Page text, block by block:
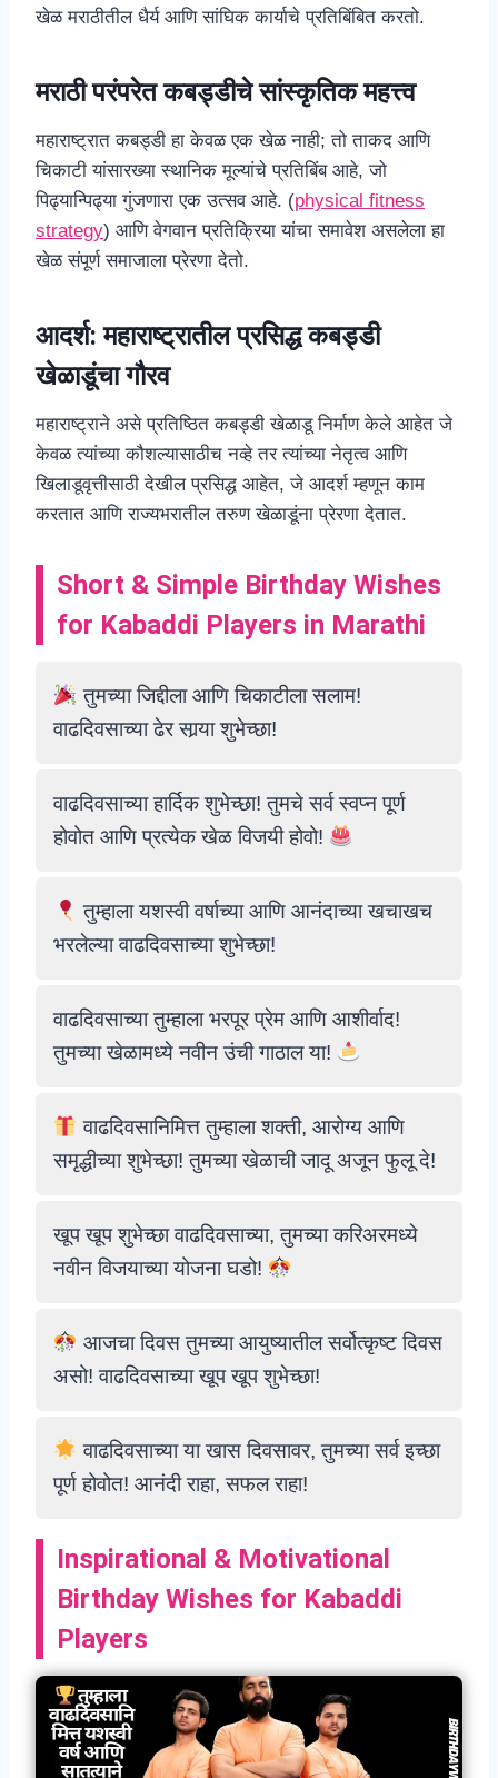
खेळ मराठीतील धैर्य आणि सांघिक कार्याचे प्रतिबिंबित करतो.
मराठी परंपरेत कबड्डीचे सांस्कृतिक महत्त्व
महाराष्ट्रात कबड्डी हा केवळ एक खेळ नाही; तो ताकद आणि
चिकाटी यांसारख्या स्थानिक मूल्यांचे प्रतिबिंब आहे, जो
पिढ्यान्पिढ्या गुंजणारा एक उत्सव आहे. (physical fitness
strategy) आणि वेगवान प्रतिक्रिया यांचा समावेश असलेला हा
खेळ संपूर्ण समाजाला प्रेरणा देतो.
आदर्श: महाराष्ट्रातील प्रसिद्ध कबड्डी
खेळाडूंचा गौरव
महाराष्ट्राने असे प्रतिष्ठित कबड्डी खेळाडू निर्माण केले आहेत जे
केवळ त्यांच्या कौशल्यासाठीच नव्हे तर त्यांच्या नेतृत्व आणि
खिलाडूवृत्तीसाठी देखील प्रसिद्ध आहेत, जे आदर्श म्हणून काम
करतात आणि राज्यभरातील तरुण खेळाडूंना प्रेरणा देतात.
Short & Simple Birthday Wishes
for Kabaddi Players in Marathi
तुमच्या जिद्दीला आणि चिकाटीला सलाम!
वाढदिवसाच्या ढेर सार्‍या शुभेच्छा!
वाढदिवसाच्या हार्दिक शुभेच्छा! तुमचे सर्व स्वप्न पूर्ण
होवोत आणि प्रत्येक खेळ विजयी होवो!
तुम्हाला यशस्वी वर्षाच्या आणि आनंदाच्या खचाखच
भरलेल्या वाढदिवसाच्या शुभेच्छा!
वाढदिवसाच्या तुम्हाला भरपूर प्रेम आणि आशीर्वाद!
तुमच्या खेळामध्ये नवीन उंची गाठाल या!
वाढदिवसानिमित्त तुम्हाला शक्ती, आरोग्य आणि
समृद्धीच्या शुभेच्छा! तुमच्या खेळाची जादू अजून फुलू दे!
खूप खूप शुभेच्छा वाढदिवसाच्या, तुमच्या करिअरमध्ये
नवीन विजयाच्या योजना घडो!
आजचा दिवस तुमच्या आयुष्यातील सर्वोत्कृष्ट दिवस
असो! वाढदिवसाच्या खूप खूप शुभेच्छा!
वाढदिवसाच्या या खास दिवसावर, तुमच्या सर्व इच्छा
पूर्ण होवोत! आनंदी राहा, सफल राहा!
Inspirational & Motivational
Birthday Wishes for Kabaddi
Players